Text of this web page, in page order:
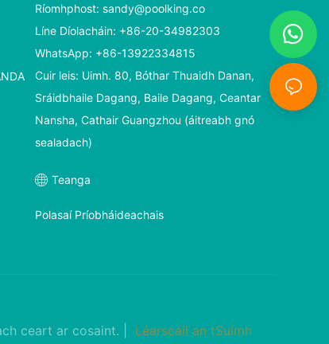
Ríomhphost:sandy@poolking.co
Líne Díolacháin: +86-20-34982303
WhatsApp: +86-13922334815
Cuir leis: Uimh. 80, Bóthar Thuaidh Danan,
Sráidbhaile Dagang, Baile Dagang, Ceantar
Nansha, Cathair Guangzhou (áitreabh gnó
sealadach)
Teanga
Polasaí Príobháideachais
ceart ar cosaint. | Léarscáil an tSuímh